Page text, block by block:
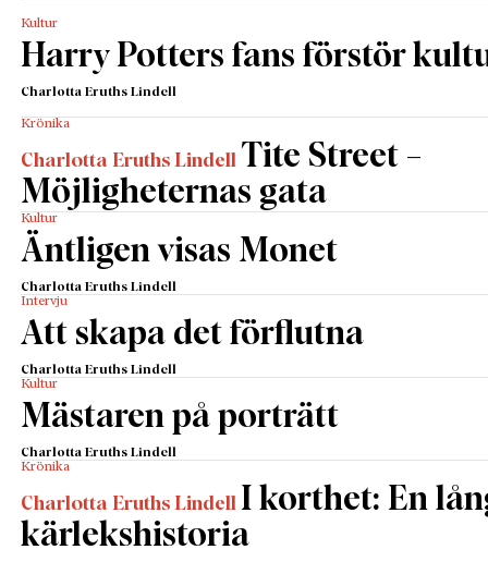
Kultur
Harry Potters fans förstör
Charlotta Eruths Lindell
Krönika
Charlotta Eruths Lindell Tite Street –
Möjligheternas gata
Kultur
Äntligen visas Monet
Charlotta Eruths Lindell
Intervju
Att skapa det förflutna
Charlotta Eruths Lindell
Kultur
Mästaren på porträtt
Charlotta Eruths Lindell
Krönika
Charlotta Eruths Lindell I korthet: En
kärlekshistoria